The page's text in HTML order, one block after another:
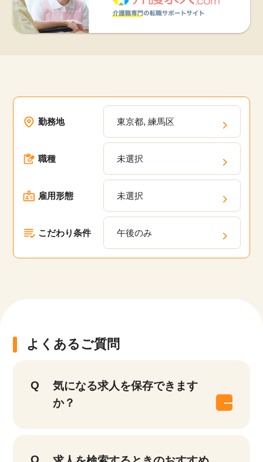
勤務地 東京都, 練馬区
職種 未選択
雇用形態 未選択
こだわり条件 午後のみ
よくあるご質問
気になる求人を保存できます
か？